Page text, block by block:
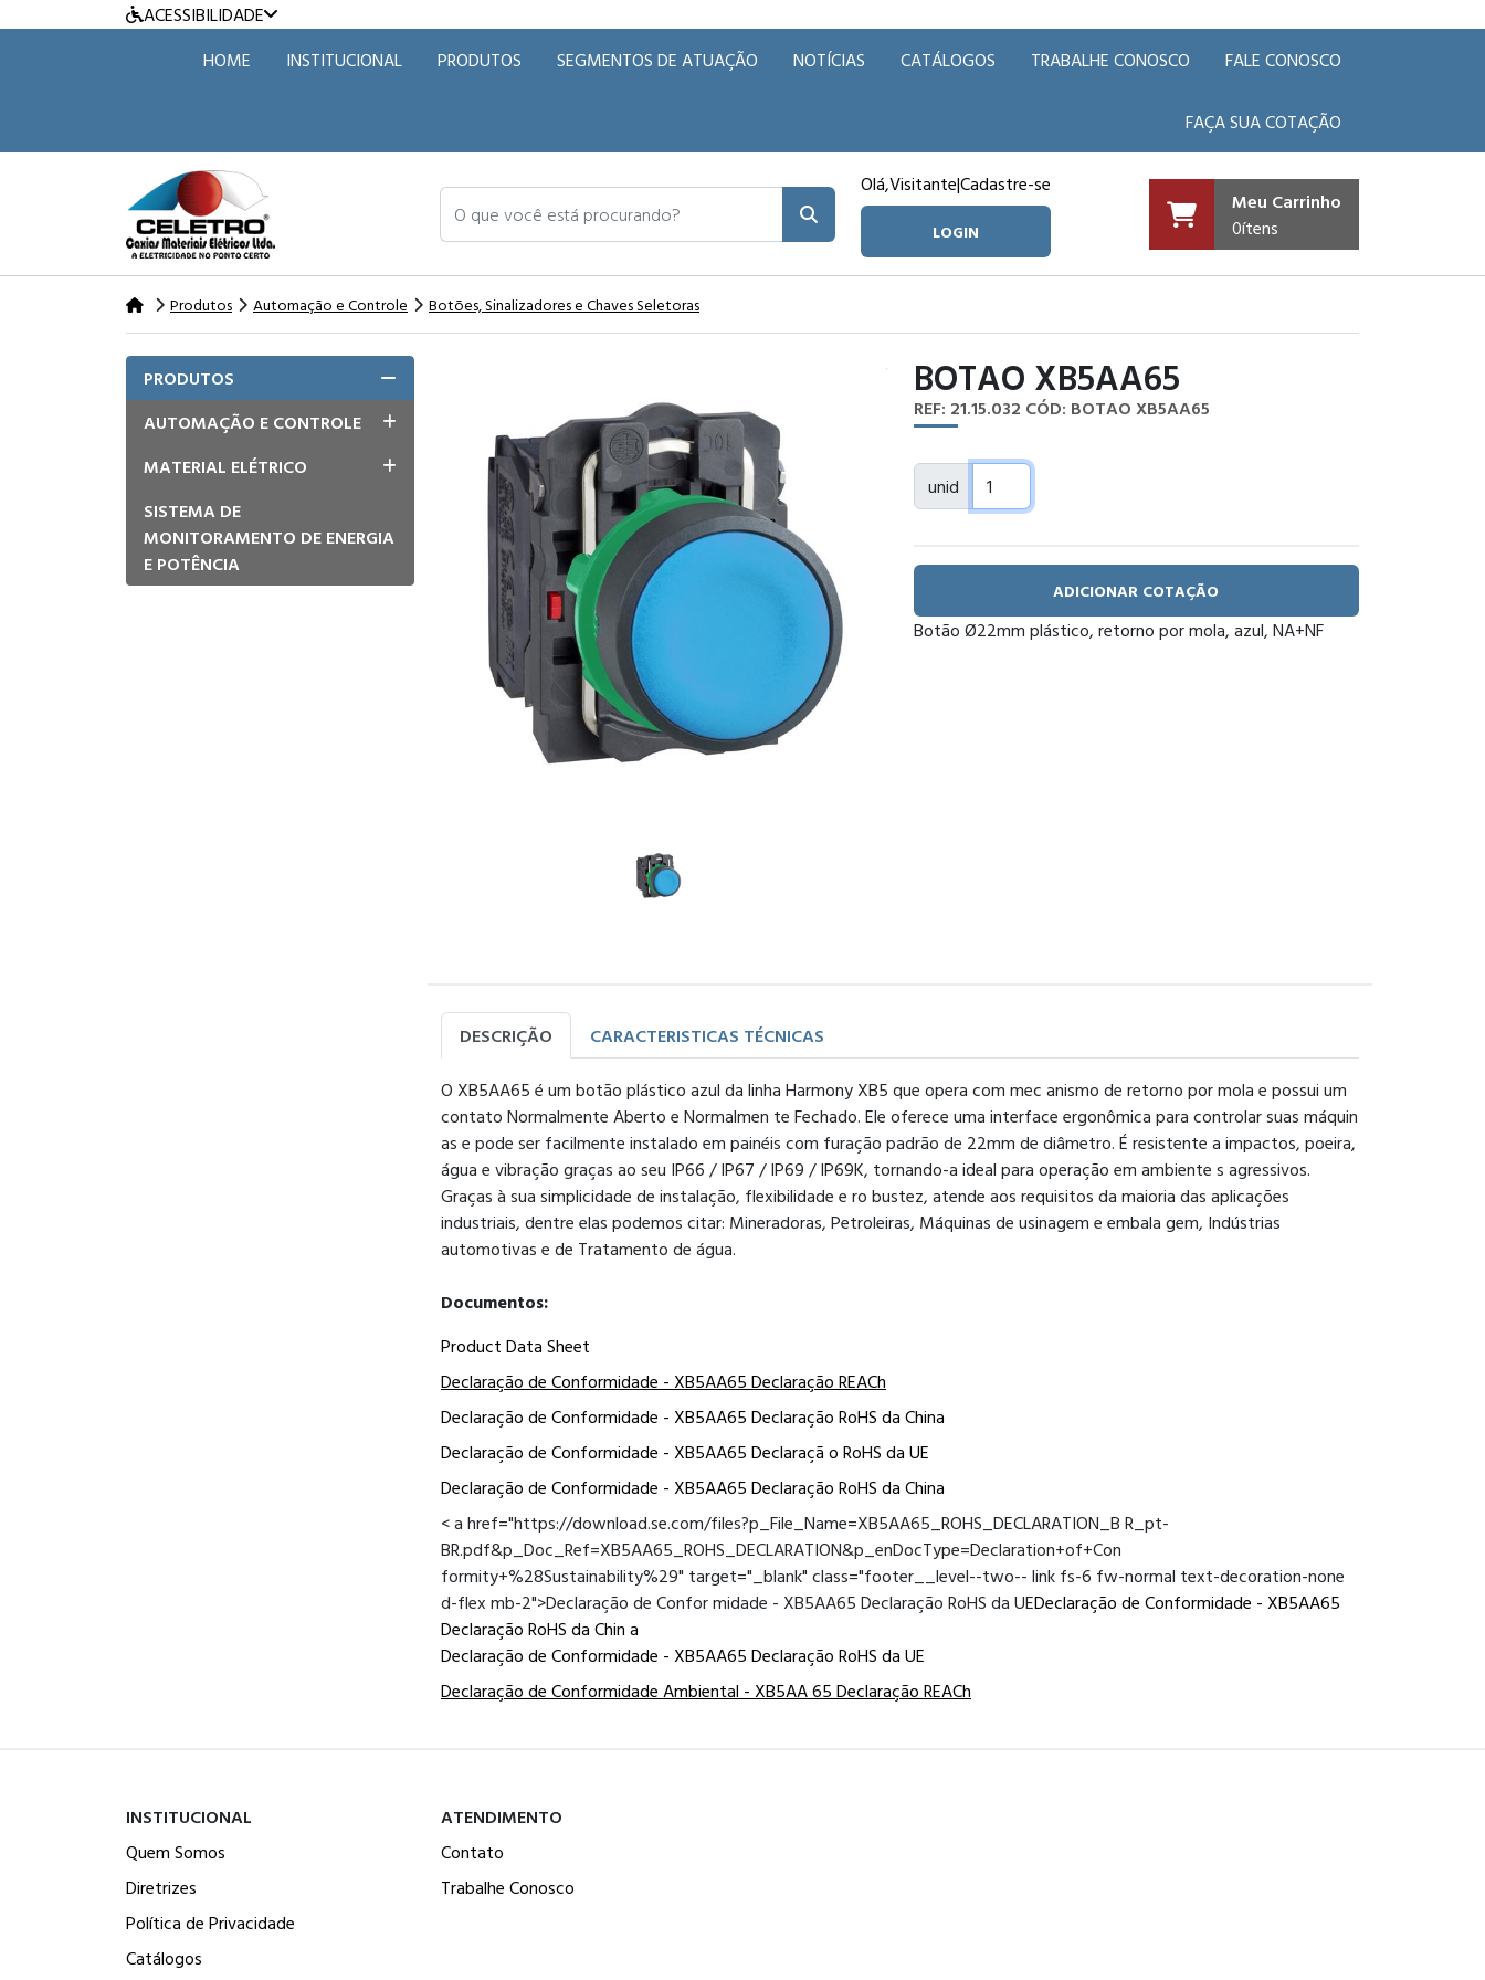
ACESSIBILIDADE
HOME
INSTITUCIONAL PRODUTOS SEGMENTOS DE ATUAÇÃO NOTÍCIAS CATÁLOGOS TRABALHE CONOSCO FALE CONOSCO
FAÇA SUA COTAÇÃO
O que você está procurando? Olá,Visitante|Cadastre-se
LOGIN
Meu Carrinho
0ítens
Produtos Automação e Controle Botões, Sinalizadores e Chaves Seletoras
PRODUTOS
AUTOMAÇÃO E CONTROLE
MATERIAL ELÉTRICO
SISTEMA DE
MONITORAMENTO DE ENERGIA
E POTÊNCIA
BOTAO XB5AA65
REF: 21.15.032 CÓD: BOTAO XB5AA65
unid
ADICIONAR COTAÇÃO
Botão Ø22mm plástico, retorno por mola, azul, NA+NF
DESCRIÇÃO CARACTERISTICAS TÉCNICAS
O XB5AA65 é um botão plástico azul da linha Harmony XB5 que opera com mec anismo de retorno por mola e possui um
contato Normalmente Aberto e Normalmen te Fechado. Ele oferece uma interface ergonômica para controlar suas máquin
as e pode ser facilmente instalado em painéis com furação padrão de 22mm de diâmetro. É resistente a impactos, poeira,
água e vibração graças ao seu IP66 / IP67 / IP69 / IP69K, tornando-a ideal para operação em ambiente s agressivos.
Graças à sua simplicidade de instalação, flexibilidade e ro bustez, atende aos requisitos da maioria das aplicações
industriais, dentre elas podemos citar: Mineradoras, Petroleiras, Máquinas de usinagem e embala gem, Indústrias
automotivas e de Tratamento de água.
Documentos:
Product Data Sheet
Declaração de Conformidade - XB5AA65 Declaração REACh
Declaração de Conformidade - XB5AA65 Declaração RoHS da China
Declaração de Conformidade - XB5AA65 Declaraçã o RoHS da UE
Declaração de Conformidade - XB5AA65 Declaração RoHS da China
< a href="https://download.se.com/files?p_File_Name=XB5AA65_ROHS_DECLARATION_B R_pt-
BR.pdf&p_Doc_Ref=XB5AA65_ROHS_DECLARATION&p_enDocType=Declaration+of+Con
formity+%28Sustainability%29" target="_blank" class="footer__level--two-- link fs-6 fw-normal text-decoration-none
d-flex mb-2">Declaração de Confor midade - XB5AA65 Declaração RoHS da UEDeclaração de Conformidade - XB5AA65
Declaração RoHS da Chin a
Declaração de Conformidade - XB5AA65 Declaração RoHS da UE
Declaração de Conformidade Ambiental - XB5AA 65 Declaração REACh
INSTITUCIONAL
Quem Somos
Diretrizes
Política de Privacidade
Catálogos
ATENDIMENTO
Contato
Trabalhe Conosco